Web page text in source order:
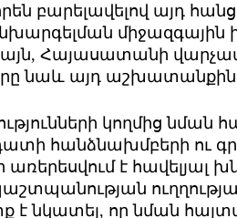
բարելավելով այդ
Հայասատանի
նաև այդ աշխատանքին
կողմից նման
հանձնախմբերի ու
է հավելյալ
է նկատել, որ նման